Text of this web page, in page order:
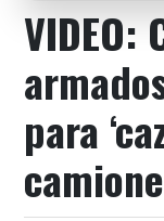
VIDEO:
para